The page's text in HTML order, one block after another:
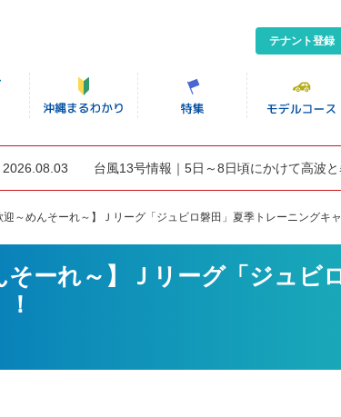
テナント登録
2026.08.03 台風13号情報｜5日～8日頃にかけて高波
迎～めんそーれ～】Ｊリーグ「ジュビロ磐田」夏季トレーニングキ
そーれ～】Ｊリーグ「ジュ